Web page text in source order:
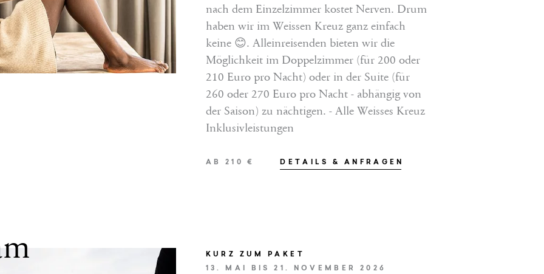
nach dem Einzelzimmer kostet Nerven. Drum
haben wir im Weissen Kreuz ganz einfach
keine 😊. Alleinreisenden bieten wir die
Möglichkeit im Doppelzimmer (für 200 oder
210 Euro pro Nacht) oder in der Suite (für
260 oder 270 Euro pro Nacht - abhängig von
der Saison) zu nächtigen. - Alle Weisses Kreuz
Inklusivleistungen
AB 210 € DETAILS & ANFRAGEN
KURZ ZUM PAKET
13. MAI BIS 21. NOVEMBER 2026